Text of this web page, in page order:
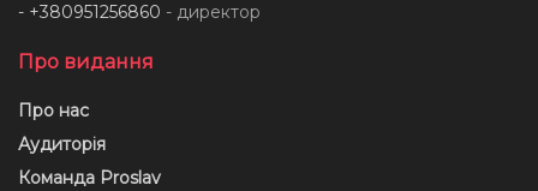
- +380951256860 - директор
Про видання
Про нас
Аудиторія
Команда Proslav